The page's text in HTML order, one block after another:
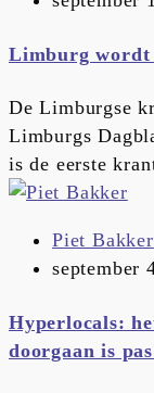
Limburg wordt
De Limburgse
Limburgs
is de eerste
Piet Bakker
september
Hyperlocals:
doorgaan is